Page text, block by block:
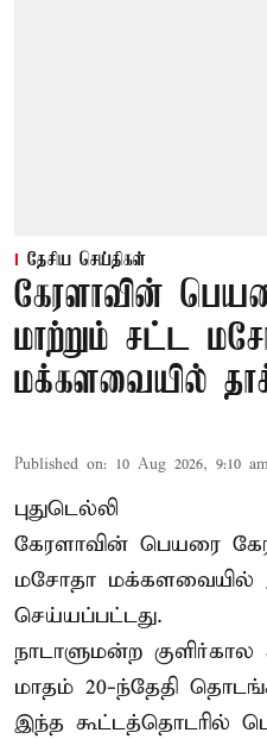
தேசிய செய்திகள்
கேரளாவின்
மாற்றும் சட்ட
மக்களவையில்
Published on: 10 Aug 2026, 9:10
புதுடெல்லி
கேரளாவின் பெயரை
மசோதா மக்களவையில்
செய்யப்பட்டது.
நாடாளுமன்ற
மாதம் 20-ந்தேதி
இந்த கூட்டத்தொடரில்